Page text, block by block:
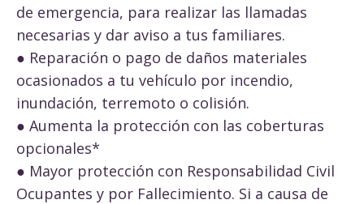
de emergencia, para realizar las llamadas
necesarias y dar aviso a tus familiares.
● Reparación o pago de daños materiales
ocasionados a tu vehículo por incendio,
inundación, terremoto o colisión.
● Aumenta la protección con las coberturas
opcionales*
● Mayor protección con Responsabilidad Civil
Ocupantes y por Fallecimiento. Si a causa de